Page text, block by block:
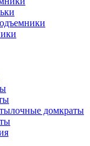
домкраты